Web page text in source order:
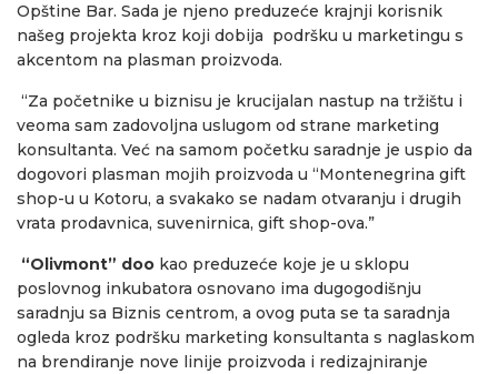
Opštine Bar. Sada je njeno preduzeće krajnji korisnik
našeg projekta kroz koji dobija podršku u marketingu s
akcentom na plasman proizvoda.
“Za početnike u biznisu je krucijalan nastup na tržištu i
veoma sam zadovoljna uslugom od strane marketing
konsultanta. Već na samom početku saradnje je uspio da
dogovori plasman mojih proizvoda u “Montenegrina gift
shop-u u Kotoru, a svakako se nadam otvaranju i drugih
vrata prodavnica, suvenirnica, gift shop-ova.”
“Olivmont” doo kao preduzeće koje je u sklopu
poslovnog inkubatora osnovano ima dugogodišnju
saradnju sa Biznis centrom, a ovog puta se ta saradnja
ogleda kroz podršku marketing konsultanta s naglaskom
na brendiranje nove linije proizvoda i redizajniranje